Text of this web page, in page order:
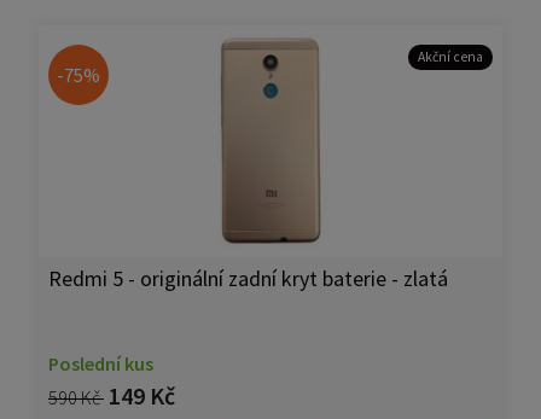
-75%
Akční cena
Redmi 5 - originální zadní kryt baterie - zlatá
Poslední kus
590 Kč 149 Kč